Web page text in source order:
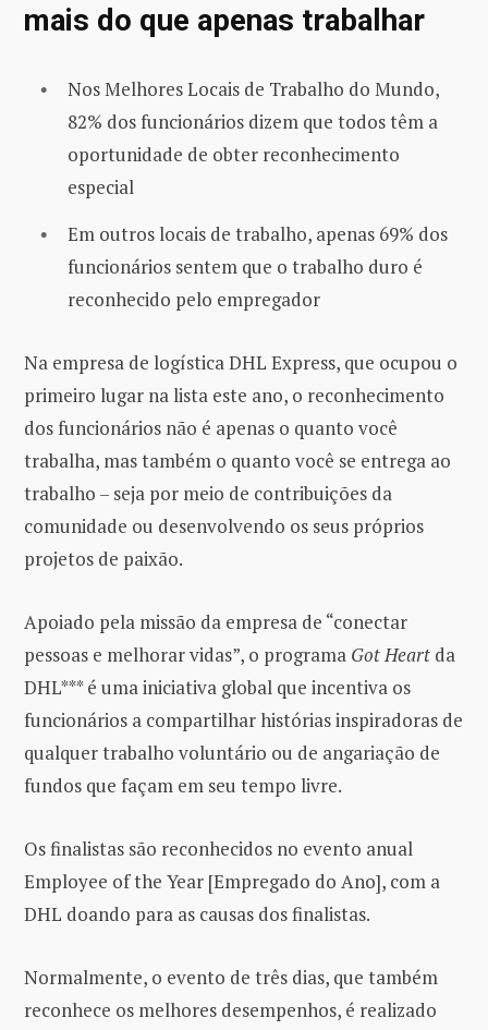
mais do que apenas trabalhar
Nos Melhores Locais de Trabalho do Mundo,
82% dos funcionários dizem que todos têm a
oportunidade de obter reconhecimento
especial
Em outros locais de trabalho, apenas 69% dos
funcionários sentem que o trabalho duro é
reconhecido pelo empregador
Na empresa de logística DHL Express, que ocupou o
primeiro lugar na lista este ano, o reconhecimento
dos funcionários não é apenas o quanto você
trabalha, mas também o quanto você se entrega ao
trabalho – seja por meio de contribuições da
comunidade ou desenvolvendo os seus próprios
projetos de paixão.
Apoiado pela missão da empresa de “conectar
pessoas e melhorar vidas”, o programa Got Heart da
DHL*** é uma iniciativa global que incentiva os
funcionários a compartilhar histórias inspiradoras de
qualquer trabalho voluntário ou de angariação de
fundos que façam em seu tempo livre.
Os finalistas são reconhecidos no evento anual
Employee of the Year [Empregado do Ano], com a
DHL doando para as causas dos finalistas.
Normalmente, o evento de três dias, que também
reconhece os melhores desempenhos, é realizado